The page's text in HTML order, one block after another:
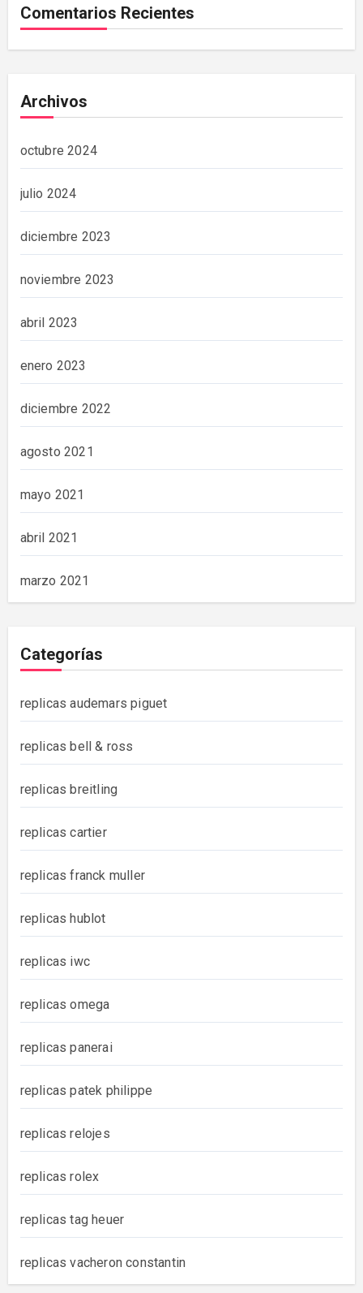
Comentarios Recientes
Archivos
octubre 2024
julio 2024
diciembre 2023
noviembre 2023
abril 2023
enero 2023
diciembre 2022
agosto 2021
mayo 2021
abril 2021
marzo 2021
Categorías
replicas audemars piguet
replicas bell & ross
replicas breitling
replicas cartier
replicas franck muller
replicas hublot
replicas iwc
replicas omega
replicas panerai
replicas patek philippe
replicas relojes
replicas rolex
replicas tag heuer
replicas vacheron constantin